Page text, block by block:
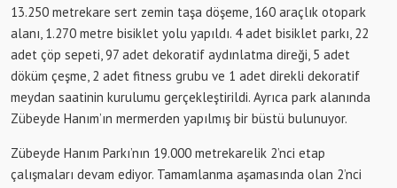
13.250 metrekare sert zemin taşa döşeme, 160 araçlık otopark
alanı, 1.270 metre bisiklet yolu yapıldı. 4 adet bisiklet parkı, 22
adet çöp sepeti, 97 adet dekoratif aydınlatma direği, 5 adet
döküm çeşme, 2 adet fitness grubu ve 1 adet direkli dekoratif
meydan saatinin kurulumu gerçekleştirildi. Ayrıca park alanında
Zübeyde Hanım’ın mermerden yapılmış bir büstü bulunuyor.
Zübeyde Hanım Parkı’nın 19.000 metrekarelik 2’nci etap
çalışmaları devam ediyor. Tamamlanma aşamasında olan 2’nci